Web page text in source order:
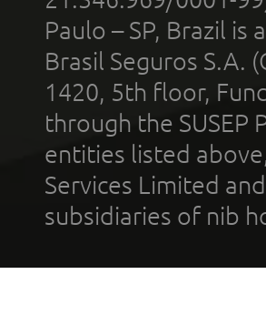
Paulo – SP, Brazil
Brasil Seguros S.A.
1420, 5th floor,
through the SUSEP
entities listed
Services Limited
subsidiaries of nib